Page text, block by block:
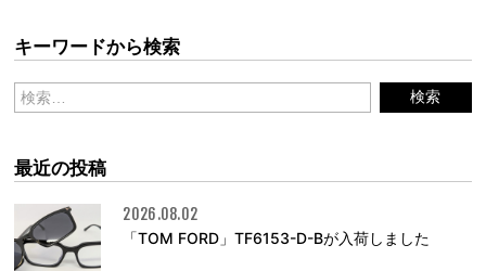
キーワードから検索
最近の投稿
2026.08.02
「TOM FORD」TF6153-D-Bが入荷しました